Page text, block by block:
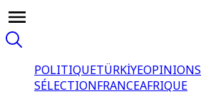
POLITIQUETÜRKİYEOPINIONS
SÉLECTIONFRANCEAFRIQUE